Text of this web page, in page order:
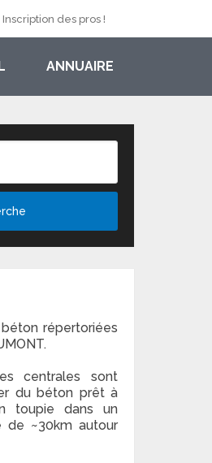
Inscription des pros !
ANNUAIRE
répertoriées
centrales sont
du béton prêt à
toupie dans un
de ~30km autour